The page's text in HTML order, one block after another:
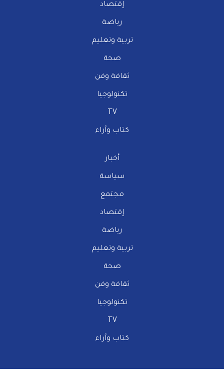
إقتصاد
رياضة
تربية وتعليم
صحة
ثقافة وفن
تكنولوجيا
TV
كتاب وآراء
أخبار
سياسة
مجتمع
إقتصاد
رياضة
تربية وتعليم
صحة
ثقافة وفن
تكنولوجيا
TV
كتاب وآراء